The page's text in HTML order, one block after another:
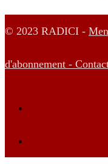
© 2023 RADICI -
d'abonnement -